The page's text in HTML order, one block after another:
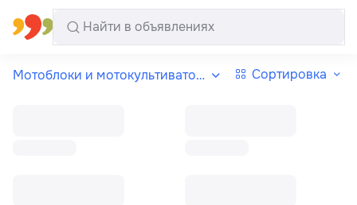
Все регионы Русский
Мотоблоки и мотокультиваторы Сортировка